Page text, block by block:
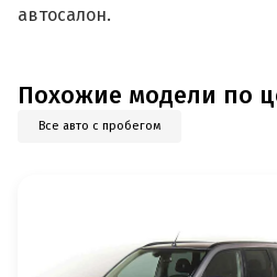
автосалон.
Похожие модели по
Все авто с пробегом